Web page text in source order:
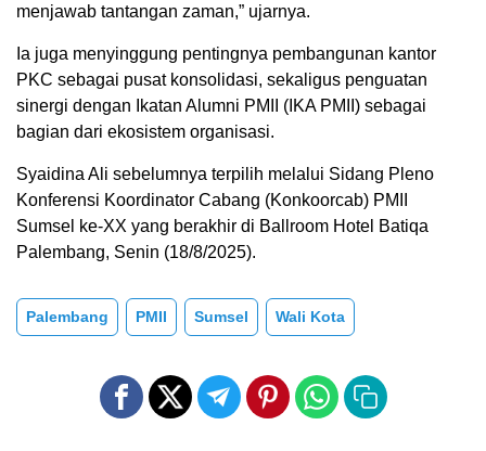
menjawab tantangan zaman,” ujarnya.
Ia juga menyinggung pentingnya pembangunan kantor
PKC sebagai pusat konsolidasi, sekaligus penguatan
sinergi dengan Ikatan Alumni PMII (IKA PMII) sebagai
bagian dari ekosistem organisasi.
Syaidina Ali sebelumnya terpilih melalui Sidang Pleno
Konferensi Koordinator Cabang (Konkoorcab) PMII
Sumsel ke-XX yang berakhir di Ballroom Hotel Batiqa
Palembang, Senin (18/8/2025).
Palembang PMII Sumsel Wali Kota